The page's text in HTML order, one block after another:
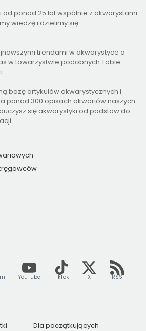
i od ponad 25 lat wspólnie z akwarystami
wiedzę i dzielimy się
trendami w akwarystyce a
w towarzystwie podobnych Tobie
bazę artykułów akwarystycznych i
ponad 300 opisach akwariów naszych
się akwarystyki od podstaw do
YouTube TikTok X RSS
Dla początkujących